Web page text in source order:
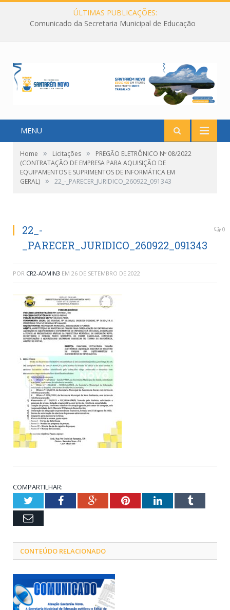
ÚLTIMAS PUBLICAÇÕES:
Comunicado da Secretaria Municipal de Educação
MENU
Home » Licitações »
PREGÃO ELETRÔNICO Nº 08/2022
(CONTRATAÇÃO DE EMPRESA PARA AQUISIÇÃO DE
EQUIPAMENTOS E SUPRIMENTOS DE INFORMÁTICA EM
GERAL) » 22_-_PARECER_JURIDICO_260922_091343
22_-
_PARECER_JURIDICO_260922_091343
0
POR CR2-ADMIN3 EM 26 DE SETEMBRO DE 2022
COMPARTILHAR:
TwitterFacebookGoogle+PinterestLinkedInTumblr
Email
CONTEÚDO RELACIONADO